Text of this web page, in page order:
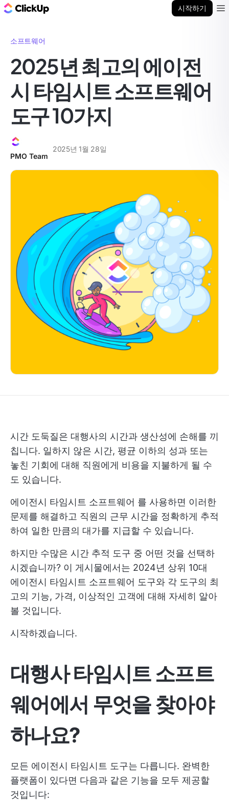
시작하기
소프트웨어
2025년 최고의 에이전
시 타임시트 소프트웨어
도구 10가지
PMO Team
2025년 1월 28일
시간 도둑질은 대행사의 시간과 생산성에 손해를 끼
칩니다. 일하지 않은 시간, 평균 이하의 성과 또는
놓친 기회에 대해 직원에게 비용을 지불하게 될 수
도 있습니다.
에이전시 타임시트 소프트웨어 를 사용하면 이러한
문제를 해결하고 직원의 근무 시간을 정확하게 추적
하여 일한 만큼의 대가를 지급할 수 있습니다.
하지만 수많은 시간 추적 도구 중 어떤 것을 선택하
시겠습니까? 이 게시물에서는 2024년 상위 10대
에이전시 타임시트 소프트웨어 도구와 각 도구의 최
고의 기능, 가격, 이상적인 고객에 대해 자세히 알아
볼 것입니다.
시작하겠습니다.
대행사 타임시트 소프트
웨어에서 무엇을 찾아야
하나요?
모든 에이전시 타임시트 도구는 다릅니다. 완벽한
플랫폼이 있다면 다음과 같은 기능을 모두 제공할
것입니다: